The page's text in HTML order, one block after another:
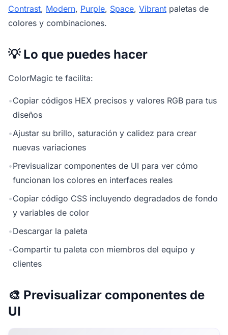
Contrast, Modern, Purple, Space, Vibrant paletas de
colores y combinaciones.
💡 Lo que puedes hacer
ColorMagic te facilita:
•Copiar códigos HEX precisos y valores RGB para tus
diseños
•Ajustar su brillo, saturación y calidez para crear
nuevas variaciones
•Previsualizar componentes de UI para ver cómo
funcionan los colores en interfaces reales
•Copiar código CSS incluyendo degradados de fondo
y variables de color
•Descargar la paleta
•Compartir tu paleta con miembros del equipo y
clientes
🎨 Previsualizar componentes de
UI